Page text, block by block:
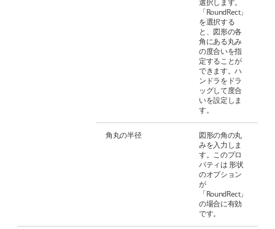
「RoundRect」
を選択する
と、図形の各
角にある丸み
の度合いを指
定することが
できます。ハ
ンドラをドラ
ッグして度合
いを設定しま
す。
角丸の半径
図形の角の丸
みを入力しま
す。このプロ
パティは 形状
のオプション
が
「RoundRect」
の場合に有効
です。